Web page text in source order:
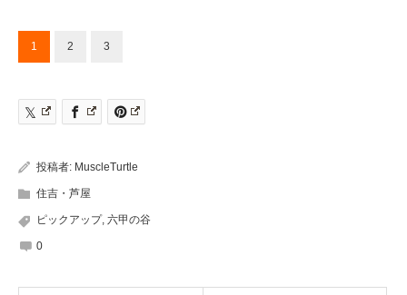
1 2 3
投稿者: MuscleTurtle
住吉・芦屋
ピックアップ, 六甲の谷
0